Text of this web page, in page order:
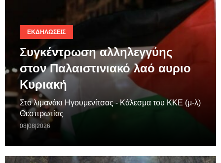
ΕΚΔΗΛΏΣΕΙΣ
Συγκέντρωση αλληλεγγύης
στον Παλαιστινιακό λαό αυριο
Κυριακή
Στο λιμανάκι Ηγουμενίτσας - Κάλεσμα του ΚΚΕ (μ-λ)
Θεσπρωτίας
08|08|2026